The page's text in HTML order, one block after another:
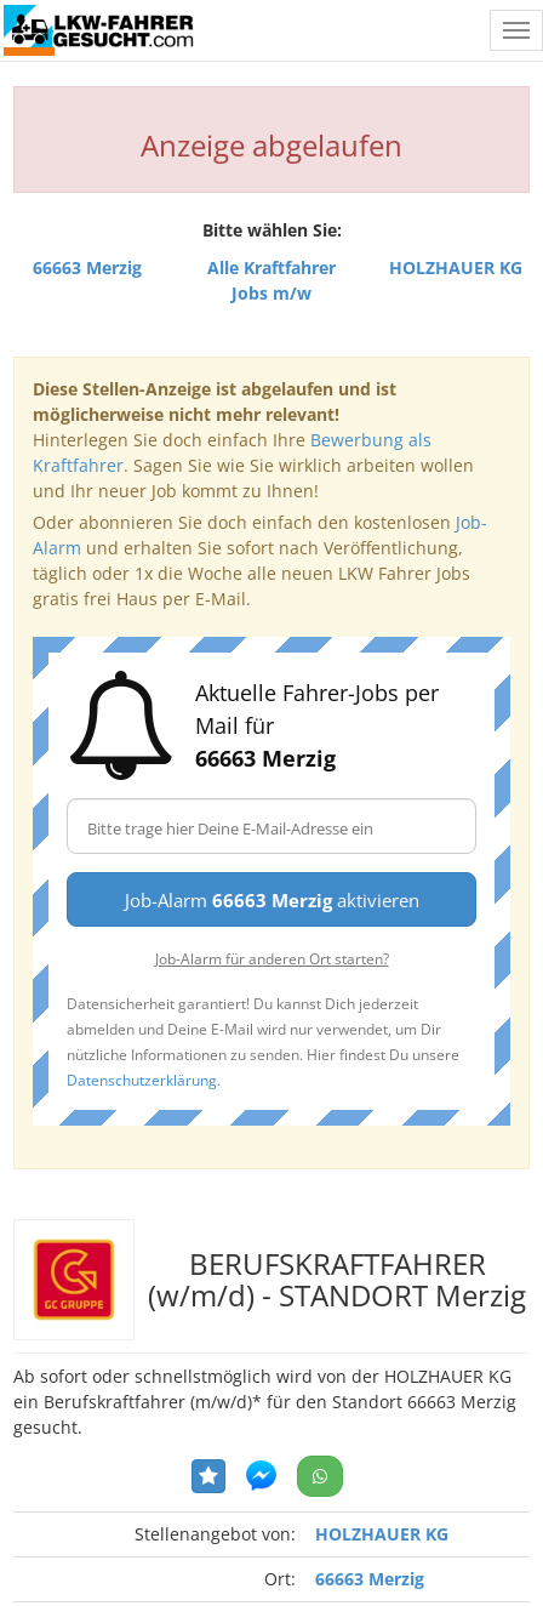
Anzeige abgelaufen
Bitte wählen Sie:
66663 Merzig
Alle Kraftfahrer
Jobs m/w
HOLZHAUER KG
Diese Stellen-Anzeige ist abgelaufen und ist
möglicherweise nicht mehr relevant!
Hinterlegen Sie doch einfach Ihre Bewerbung als
Kraftfahrer. Sagen Sie wie Sie wirklich arbeiten wollen
und Ihr neuer Job kommt zu Ihnen!
Oder abonnieren Sie doch einfach den kostenlosen Job-
Alarm und erhalten Sie sofort nach Veröffentlichung,
täglich oder 1x die Woche alle neuen LKW Fahrer Jobs
gratis frei Haus per E-Mail.
Aktuelle Fahrer-Jobs per
Mail für
66663 Merzig
Job-Alarm 66663 Merzigaktivieren
Job-Alarm für anderen Ort starten?
Datensicherheit garantiert! Du kannst Dich jederzeit
abmelden und Deine E-Mail wird nur verwendet, um Dir
nützliche Informationen zu senden. Hier findest Du unsere
Datenschutzerklärung.
BERUFSKRAFTFAHRER
(w/m/d) - STANDORT Merzig
Ab sofort oder schnellstmöglich wird von der HOLZHAUER KG
ein Berufskraftfahrer (m/w/d)* für den Standort 66663 Merzig
gesucht.
Stellenangebot von:
HOLZHAUER KG
Ort:
66663 Merzig